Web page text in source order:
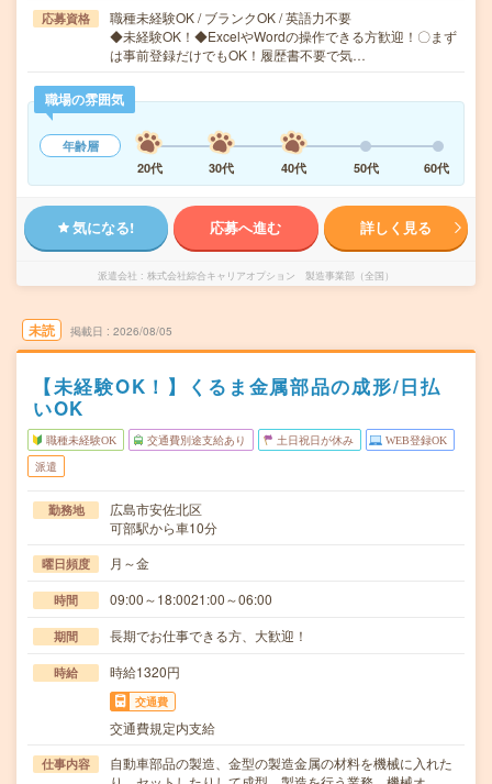
応募資格
職種未経験OK / ブランクOK / 英語力不要
◆未経験OK！◆ExcelやWordの操作できる方歓迎！〇まず
は事前登録だけでもOK！履歴書不要で気…
職場の雰囲気
年齢層
20代
30代 40代 50代 60代
気になる! 応募へ進む 詳しく見る
派遣会社 株式会社綜合キャリアオプション 製造事業部（全国）
未読 掲載日 2026/08/05
【未経験OK！】くるま金属部品の成形/日払
いOK
職種未経験OK 交通費別途支給あり 土日祝日が休み WEB登録OK
派遣
勤務地
広島市安佐北区
可部駅から車10分
曜日頻度 月～金
時間 09:00～18:0021:00～06:00
期間 長期でお仕事できる方、大歓迎！
時給 時給1320円
交通費
交通費規定内支給
仕事内容
自動車部品の製造、金型の製造金属の材料を機械に入れた